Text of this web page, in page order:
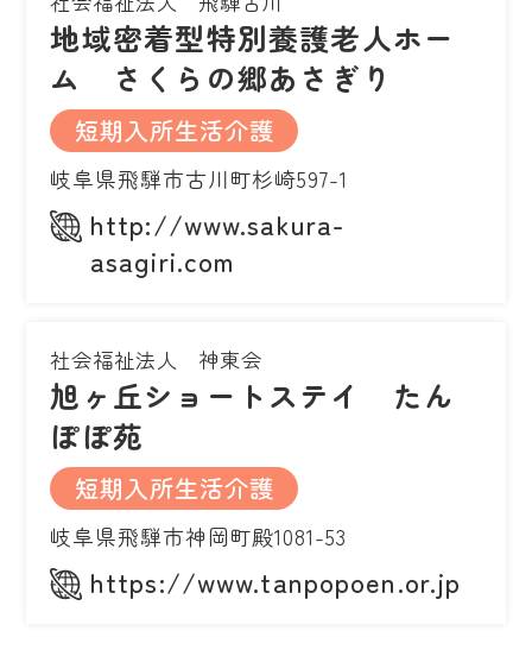
地域密着型特別養護老人ホー
ム さくらの郷あさぎり
短期入所生活介護
岐阜県飛騨市古川町杉崎597-1
http://www.sakura-
asagiri.com
社会福祉法人 神東会
旭ヶ丘ショートステイ たん
ぽぽ苑
短期入所生活介護
岐阜県飛騨市神岡町殿1081-53
https://www.tanpopoen.or.jp